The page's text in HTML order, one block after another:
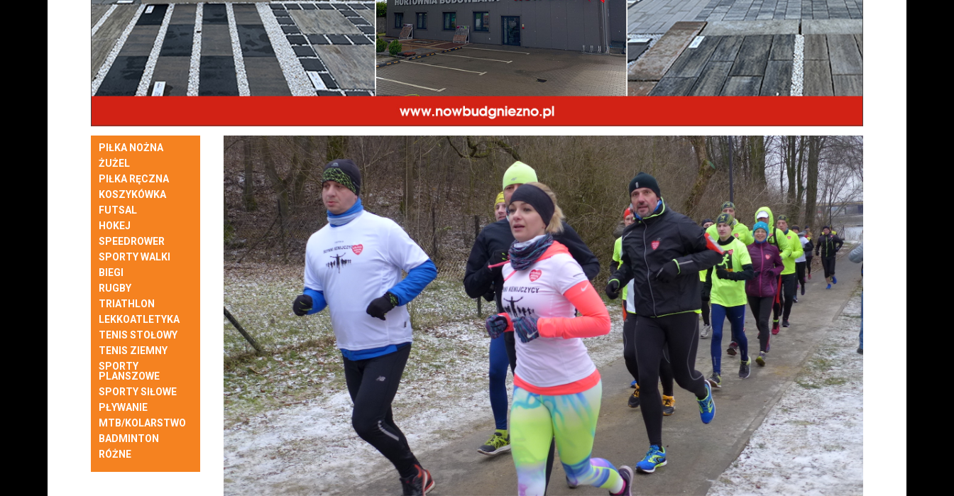
PIŁKA NOŻNA
ŻUŻEL
PIŁKA RĘCZNA
KOSZYKÓWKA
FUTSAL
HOKEJ
SPEEDROWER
SPORTY WALKI
BIEGI
RUGBY
TRIATHLON
LEKKOATLETYKA
TENIS STOŁOWY
TENIS ZIEMNY
SPORTY
PLANSZOWE
SPORTY SIŁOWE
PŁYWANIE
MTB/KOLARSTWO
BADMINTON
RÓŻNE